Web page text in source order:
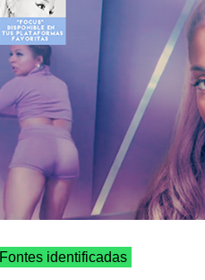
Fontes identificadas